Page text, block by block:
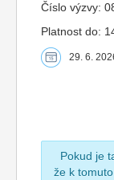
Číslo výzvy:
Platnost do:
29. 6.
Pokud je
že k